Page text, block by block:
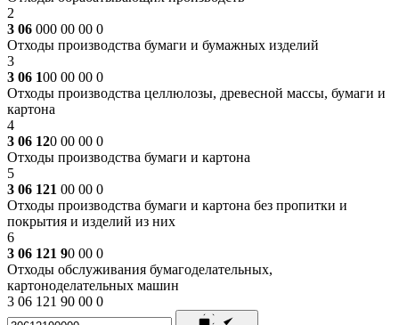
2
3 06 000 00 00 0
Отходы производства бумаги и бумажных изделий
3
3 06 100 00 00 0
Отходы производства целлюлозы, древесной массы, бумаги и
картона
4
3 06 120 00 00 0
Отходы производства бумаги и картона
5
3 06 121 00 00 0
Отходы производства бумаги и картона без пропитки и
покрытия и изделий из них
6
3 06 121 90 00 0
Отходы обслуживания бумагоделательных,
картоноделательных машин
3 06 121 90 00 0